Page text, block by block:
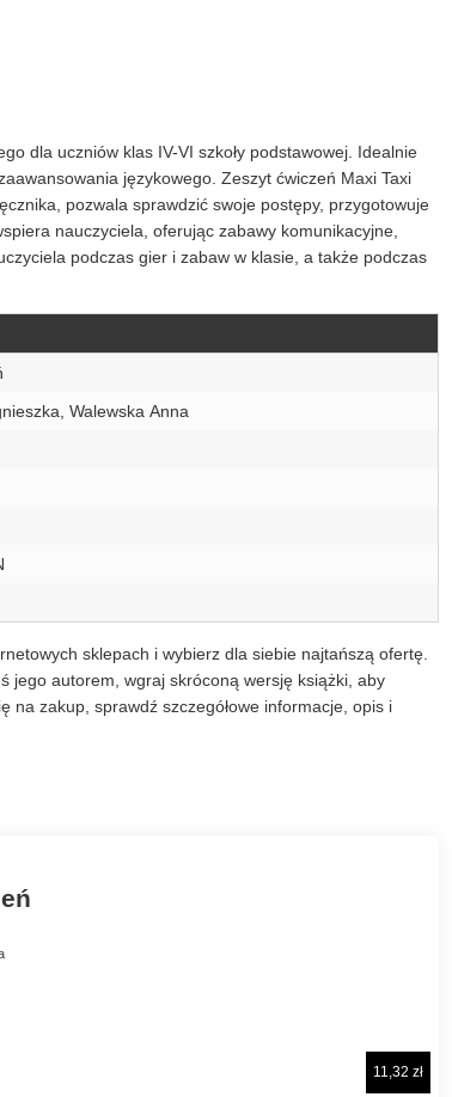
dla uczniów klas IV-VI szkoły podstawowej. Idealnie
językowego. Zeszyt ćwiczeń Maxi Taxi
pozwala sprawdzić swoje postępy, przygotowuje
nauczyciela, oferując zabawy komunikacyjne,
podczas gier i zabaw w klasie, a także podczas
Walewska Anna
sklepach i wybierz dla siebie najtańszą ofertę.
jego autorem, wgraj skróconą wersję książki, aby
na zakup, sprawdź szczegółowe informacje, opis i